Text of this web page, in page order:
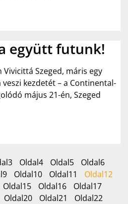
együtt futunk!
Szeged, máris egy
kezdetét – a Continental-
május 21-én, Szeged
3 Oldal4 Oldal5 Oldal6
9 Oldal10 Oldal11 Oldal12
Oldal15 Oldal16 Oldal17
Oldal20 Oldal21 Oldal22